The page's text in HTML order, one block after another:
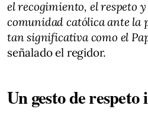
el recogimiento, el respeto
comunidad católica ante la
tan significativa como el
señalado el regidor.
Un gesto de